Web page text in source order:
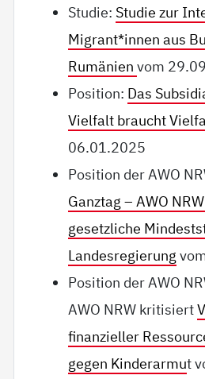
Studie: Studie zur
Migrant*innen aus
Rumänienvom
Position: Das
Vielfalt braucht
06.01.2025
Position der AWO
Ganztag – AWO
gesetzliche
Landesregierung
Position der AWO
AWO NRW kritisiert
finanzieller
gegen Kinderarmut